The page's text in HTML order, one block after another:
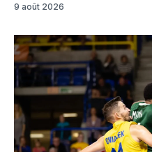
9 août 2026